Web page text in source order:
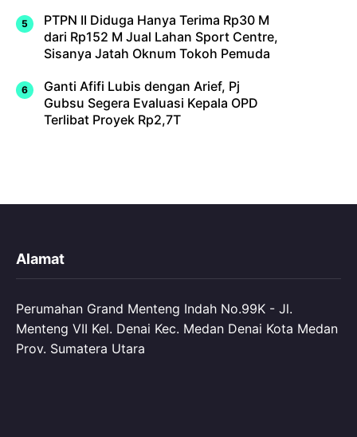
PTPN II Diduga Hanya Terima Rp30 M
dari Rp152 M Jual Lahan Sport Centre,
Sisanya Jatah Oknum Tokoh Pemuda
Ganti Afifi Lubis dengan Arief, Pj
Gubsu Segera Evaluasi Kepala OPD
Terlibat Proyek Rp2,7T
Alamat
Perumahan Grand Menteng Indah No.99K - Jl.
Menteng VII Kel. Denai Kec. Medan Denai Kota Medan
Prov. Sumatera Utara